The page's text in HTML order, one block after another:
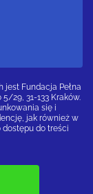
Fundacja Pełna
29, 31-133 Kraków.
się i
jak również w
do treści